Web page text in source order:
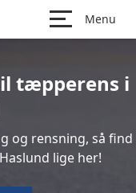
Menu
tæpperens i
og rensning, så find
lige her!